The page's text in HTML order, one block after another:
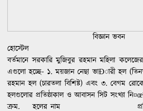
বিজ্ঞান ভবন
হোস্টেল
বর্তমানে সরকারি মুজিবুর রহমান মহিলা
এগুলো হচ্ছে- ১. ময়জান নেছা ভাÐারী হল
রহমান হল (চারতলা বিশিষ্ট) এবং ৩. বেগম
হলগুলোর প্রতিষ্ঠাকাল ও আবাসন সিট সংখ্যা
ক্রম. হলের নাম